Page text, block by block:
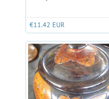
€11.42 EUR